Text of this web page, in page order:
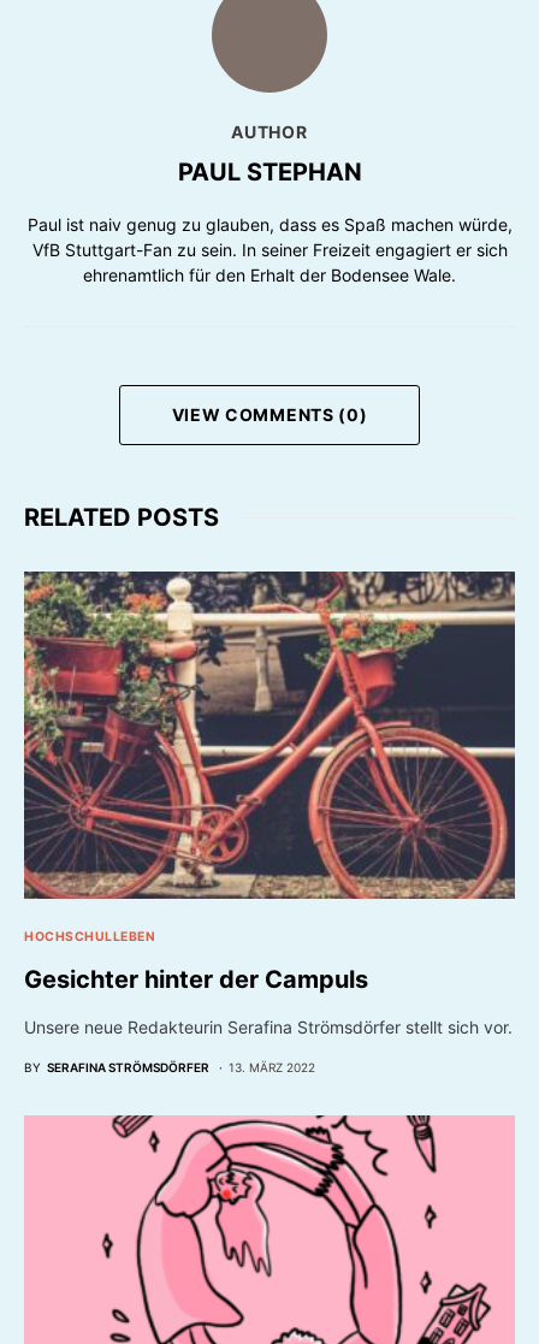
AUTHOR
PAUL STEPHAN
Paul ist naiv genug zu glauben, dass es Spaß machen würde,
VfB Stuttgart-Fan zu sein. In seiner Freizeit engagiert er sich
ehrenamtlich für den Erhalt der Bodensee Wale.
VIEW COMMENTS (0)
RELATED POSTS
HOCHSCHULLEBEN
Gesichter hinter der Campuls
Unsere neue Redakteurin Serafina Strömsdörfer stellt sich vor.
BY SERAFINA STRÖMSDÖRFER 13. MÄRZ 2022